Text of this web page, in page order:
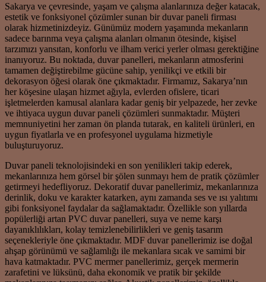
Sakarya ve çevresinde, yaşam ve çalışma alanlarınıza değer katacak,
estetik ve fonksiyonel çözümler sunan bir duvar paneli firması
olarak hizmetinizdeyiz. Günümüz modern yaşamında mekanların
sadece barınma veya çalışma alanları olmanın ötesinde, kişisel
tarzımızı yansıtan, konforlu ve ilham verici yerler olması gerektiğine
inanıyoruz. Bu noktada, duvar panelleri, mekanların atmosferini
tamamen değiştirebilme gücüne sahip, yenilikçi ve etkili bir
dekorasyon öğesi olarak öne çıkmaktadır. Firmamız, Sakarya’nın
her köşesine ulaşan hizmet ağıyla, evlerden ofislere, ticari
işletmelerden kamusal alanlara kadar geniş bir yelpazede, her zevke
ve ihtiyaca uygun duvar paneli çözümleri sunmaktadır. Müşteri
memnuniyetini her zaman ön planda tutarak, en kaliteli ürünleri, en
uygun fiyatlarla ve en profesyonel uygulama hizmetiyle
buluşturuyoruz.
Duvar paneli teknolojisindeki en son yenilikleri takip ederek,
mekanlarınıza hem görsel bir şölen sunmayı hem de pratik çözümler
getirmeyi hedefliyoruz. Dekoratif duvar panellerimiz, mekanlarınıza
derinlik, doku ve karakter katarken, aynı zamanda ses ve ısı yalıtımı
gibi fonksiyonel faydalar da sağlamaktadır. Özellikle son yıllarda
popülerliği artan PVC duvar panelleri, suya ve neme karşı
dayanıklılıkları, kolay temizlenebilirlikleri ve geniş tasarım
seçenekleriyle öne çıkmaktadır. MDF duvar panellerimiz ise doğal
ahşap görünümü ve sağlamlığı ile mekanlara sıcak ve samimi bir
hava katmaktadır. PVC mermer panellerimiz, gerçek mermerin
zarafetini ve lüksünü, daha ekonomik ve pratik bir şekilde